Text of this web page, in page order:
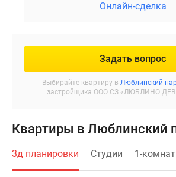
Онлайн-сделка
Задать вопрос
Выбирайте квартиру в Люблинский
застройщика ООО СЗ «ЛЮБЛИНО
Квартиры в Люблинский
3д планировки Студии 1-